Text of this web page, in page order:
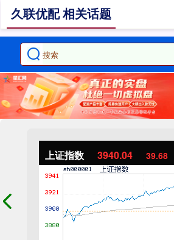
上证指数 3940.04 39.68
久联优配 相关话题